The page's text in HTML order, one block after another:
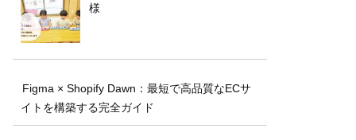
様
Figma × Shopify Dawn：最短で高品質なECサ
イトを構築する完全ガイド